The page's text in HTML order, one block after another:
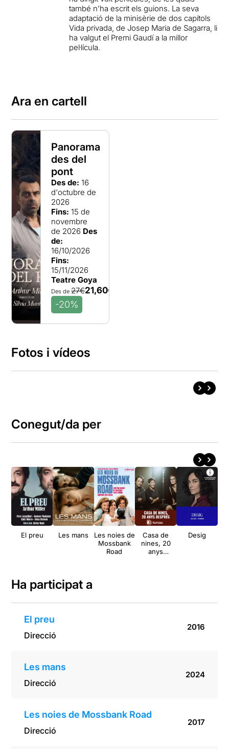
també n’ha escrit els guions. La seva
adaptació de la minisèrie de dos capítols
Vida privada, de Josep Maria de Sagarra, li
ha valgut el Premi Gaudí a la millor
pel·lícula.
Ara en cartell
Panorama
des del
pont
Des de: 16
d'octubre de
2026
Fins: 15 de
novembre
de 2026 Des
de:
16/10/2026
Fins:
15/11/2026
Teatre Goya
Des de27€21,60€
-20%
Fotos i vídeos
Conegut/da per
El preu Les mans
Les noies de
Mossbank
Road
Casa de
nines, 20
anys
Desig
Ha participat a
El preu
Direcció
2016
Les mans
Direcció
2024
Les noies de Mossbank Road
Direcció
2017